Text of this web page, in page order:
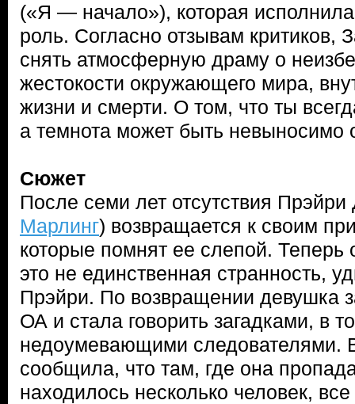
(«Я — начало»), которая
роль. Согласно отзывам критиков,
снять атмосферную драму о
жестокости окружающего мира,
жизни и смерти. О том, что ты
а темнота может быть невыносимо
Сюжет
После семи лет отсутствия
Марлинг) возвращается к своим
которые помнят ее слепой. Теперь
это не единственная странность,
Прэйри. По возвращении девушка
ОА и стала говорить загадками, в
недоумевающими следователями.
сообщила, что там, где она
находилось несколько человек,